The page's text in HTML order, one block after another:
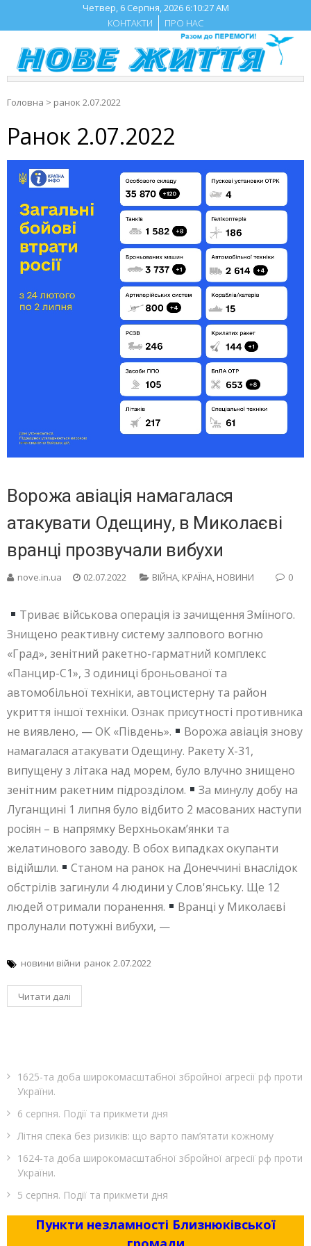
content
Четвер, 6 Серпня, 2026 6:10:27 AM
КОНТАКТИ
ПРО НАС
Головна > ранок 2.07.2022
Ранок 2.07.2022
Ворожа авіація намагалася
атакувати Одещину, в Миколаєві
вранці прозвучали вибухи
nove.in.ua 02.07.2022 ВІЙНА КРАЇНА НОВИНИ 0
Триває військова операція із зачищення Зміїного.
Знищено реактивну систему залпового вогню
«Град», зенітний ракетно-гарматний комплекс
«Панцир-С1», 3 одиниці броньованої та
автомобільної техніки, автоцистерну та район
укриття іншої техніки. Ознак присутності противника
не виявлено, — ОК «Південь».
Ворожа авіація знову
намагалася атакувати Одещину. Ракету Х-31,
випущену з літака над морем, було влучно знищено
зенітним ракетним підрозділом.
За минулу добу на
Луганщині 1 липня було відбито 2 масованих наступи
росіян – в напрямку Верхньокам’янки та
желатинового заводу. В обох випадках окупанти
відійшли.
Станом на ранок на Донеччині внаслідок
обстрілів загинули 4 людини у Слов'янську. Ще 12
людей отримали поранення.
Вранці у Миколаєві
пролунали потужні вибухи, —
новини війни ранок 2.07.2022
Читати далі
1625-та доба широкомасштабної збройної агресії рф проти
України.
6 серпня. Події та прикмети дня
Літня спека без ризиків: що варто пам’ятати кожному
1624-та доба широкомасштабної збройної агресії рф проти
України.
5 серпня. Події та прикмети дня
Пункти незламності Близнюківської